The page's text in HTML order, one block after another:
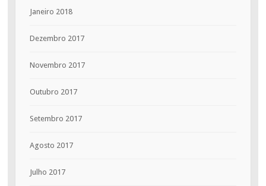
Janeiro 2018
Dezembro 2017
Novembro 2017
Outubro 2017
Setembro 2017
Agosto 2017
Julho 2017